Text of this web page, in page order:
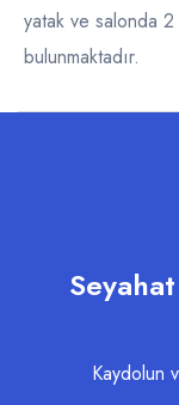
yatak ve salonda
bulunmaktadır.
Kaydolun